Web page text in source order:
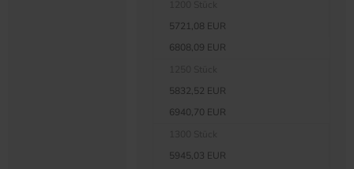
5721,08 EUR
6808,09 EUR
5832,52 EUR
6940,70 EUR
5945,03 EUR